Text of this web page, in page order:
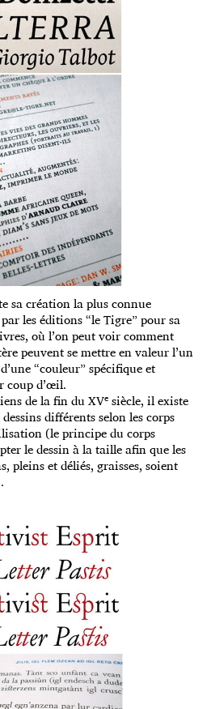
sa création la plus connue
les éditions “le Tigre” pour sa
où l’on peut voir comment
peuvent se mettre en valeur l’un
“couleur” spécifique et
coup d’œil.
de la fin du XVe siècle, il existe
différents selon les corps
(le principe du corps
le dessin à la taille afin que les
pleins et déliés, graisses, soient